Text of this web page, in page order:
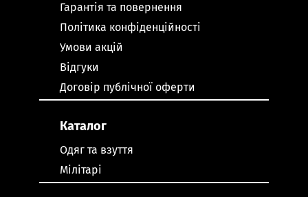
Гарантія та повернення
Політика конфіденційності
Умови акцій
Відгуки
Договір публічної оферти
Каталог
Одяг та взуття
Мілітарі